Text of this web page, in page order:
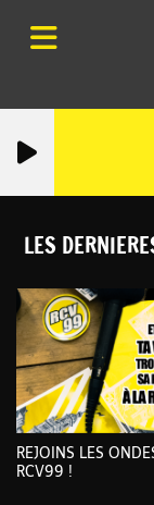
LES
REJOINS LES
RCV99 !